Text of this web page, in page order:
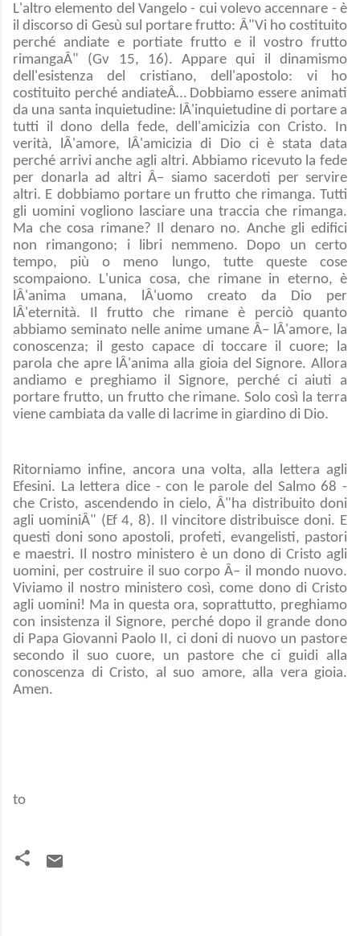
L'altro elemento del Vangelo - cui volevo accennare - è
il discorso di Gesù sul portare frutto: Â"Vi ho costituito
perché andiate e portiate frutto e il vostro frutto
rimangaÂ" (Gv 15, 16). Appare qui il dinamismo
dell'esistenza del cristiano, dell'apostolo: vi ho
costituito perché andiateÂ… Dobbiamo essere animati
da una santa inquietudine: lÂ'inquietudine di portare a
tutti il dono della fede, dell'amicizia con Cristo. In
verità, lÂ'amore, lÂ'amicizia di Dio ci è stata data
perché arrivi anche agli altri. Abbiamo ricevuto la fede
per donarla ad altri Â– siamo sacerdoti per servire
altri. E dobbiamo portare un frutto che rimanga. Tutti
gli uomini vogliono lasciare una traccia che rimanga.
Ma che cosa rimane? Il denaro no. Anche gli edifici
non rimangono; i libri nemmeno. Dopo un certo
tempo, più o meno lungo, tutte queste cose
scompaiono. L'unica cosa, che rimane in eterno, è
lÂ'anima umana, lÂ'uomo creato da Dio per
lÂ'eternità. Il frutto che rimane è perciò quanto
abbiamo seminato nelle anime umane Â– lÂ'amore, la
conoscenza; il gesto capace di toccare il cuore; la
parola che apre lÂ'anima alla gioia del Signore. Allora
andiamo e preghiamo il Signore, perché ci aiuti a
portare frutto, un frutto che rimane. Solo così la terra
viene cambiata da valle di lacrime in giardino di Dio.
Ritorniamo infine, ancora una volta, alla lettera agli
Efesini. La lettera dice - con le parole del Salmo 68 -
che Cristo, ascendendo in cielo, Â"ha distribuito doni
agli uominiÂ" (Ef 4, 8). Il vincitore distribuisce doni. E
questi doni sono apostoli, profeti, evangelisti, pastori
e maestri. Il nostro ministero è un dono di Cristo agli
uomini, per costruire il suo corpo Â– il mondo nuovo.
Viviamo il nostro ministero così, come dono di Cristo
agli uomini! Ma in questa ora, soprattutto, preghiamo
con insistenza il Signore, perché dopo il grande dono
di Papa Giovanni Paolo II, ci doni di nuovo un pastore
secondo il suo cuore, un pastore che ci guidi alla
conoscenza di Cristo, al suo amore, alla vera gioia.
Amen.
to